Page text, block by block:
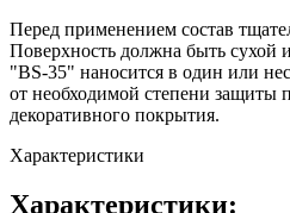
Перед применением состав
Поверхность должна быть сухой
"BS-35" наносится в один или
от необходимой степени защиты
декоративного покрытия.
Характеристики
Характеристики: